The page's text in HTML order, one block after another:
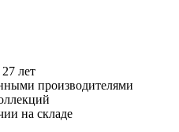
лет
производителями
на складе